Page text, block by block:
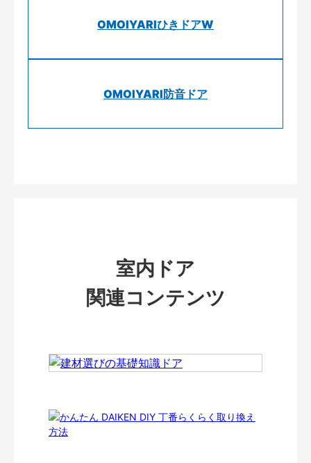
OMOIYARIひきドアW
OMOIYARI防音ドア
室内ドア
関連コンテンツ